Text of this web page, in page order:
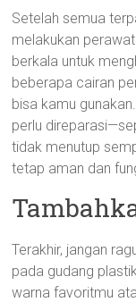
Setelah semua
melakukan
berkala untuk
beberapa cairan
bisa kamu
perlu
tidak menutup
tetap aman dan
Terakhir, jangan
pada gudang
warna favoritmu